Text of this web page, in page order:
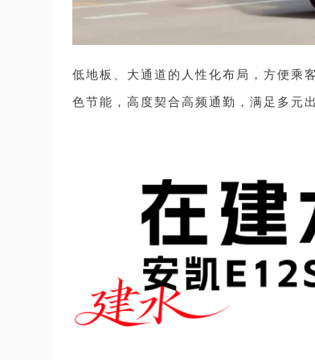
低地板、大通道的人性化布局，方便乘
色节能， 高度契合高频通勤，满足多元